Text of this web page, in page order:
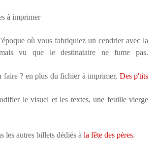
où vous fabriquiez un cendrier avec la
vu que le destinataire ne fume pas.
faire ? en plus du fichier à imprimer, Des p'tits
le visuel et les textes, une feuille vierge
les autres billets dédiés à la fête des pères.